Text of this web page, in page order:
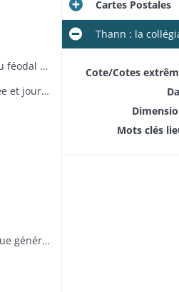
Kruth : rue du village, au fond, ruines du château féodal de Wildenstein
Leimbach, près de Thann : Ferme Kolbe incendiée et journellement bombardée avec les dépendances en ruines
Les Hautes-Vosges : le village "Le Bonhomme" : vue générale
Cartes Postales
Thann : la
Cote/Cotes
Mots clés